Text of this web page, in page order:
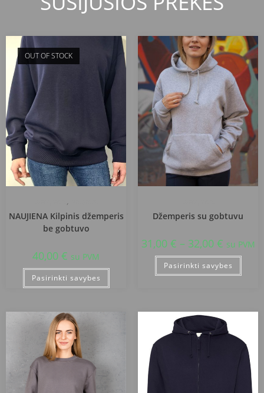
OUT OF STOCK
,
NAUJIENA Kilpinis džemperis
be gobtuvo
40,00 € su PVM
Pasirinkti savybes
Džemperis su gobtuvu
31,00 € – 32,00 € su PVM
Pasirinkti savybes